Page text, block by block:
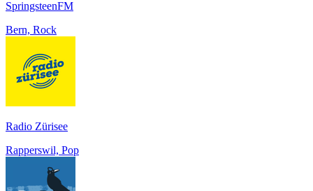
SpringsteenFM
Bern, Rock
Radio Zürisee
Rapperswil, Pop